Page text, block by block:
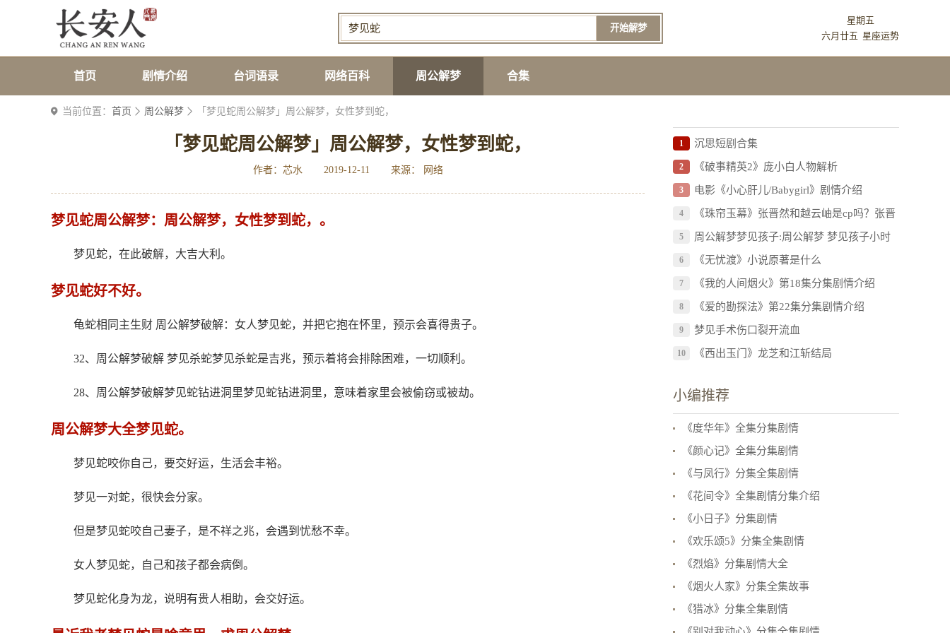
开始解梦
星期五
六月廿五 星座运势
首页 剧情介绍 台词语录 网络百科 周公解梦 合集
当前位置： 首页 周公解梦 「梦见蛇周公解梦」周公解梦，女性梦到蛇，
「梦见蛇周公解梦」周公解梦，女性梦到蛇，
作者：芯水 2019-12-11 来源： 网络
梦见蛇周公解梦：周公解梦，女性梦到蛇，。
梦见蛇，在此破解，大吉大利。
梦见蛇好不好。
龟蛇相同主生财 周公解梦破解：女人梦见蛇，并把它抱在怀里，预示会喜得贵子。
32、周公解梦破解 梦见杀蛇梦见杀蛇是吉兆，预示着将会排除困难，一切顺利。
28、周公解梦破解梦见蛇钻进洞里梦见蛇钻进洞里，意味着家里会被偷窃或被劫。
周公解梦大全梦见蛇。
梦见蛇咬你自己，要交好运，生活会丰裕。
梦见一对蛇，很快会分家。
但是梦见蛇咬自己妻子，是不祥之兆，会遇到忧愁不幸。
女人梦见蛇，自己和孩子都会病倒。
梦见蛇化身为龙，说明有贵人相助，会交好运。
1 沉思短剧合集
2 《破事精英2》庞小白人物解析
3 电影《小心肝儿/Babygirl》剧情介绍
4
《珠帘玉幕》张晋然和越云岫是cp吗？张晋
然和越云岫有什么关系？
5
周公解梦梦见孩子:周公解梦 梦见孩子小时
候的样子
6 《无忧渡》小说原著是什么
7 《我的人间烟火》第18集分集剧情介绍
8 《爱的勘探法》第22集分集剧情介绍
9 梦见手术伤口裂开流血
10 《西出玉门》龙芝和江斩结局
小编推荐
《度华年》全集分集剧情
《颜心记》全集分集剧情
《与凤行》分集全集剧情
《花间令》全集剧情分集介绍
《小日子》分集剧情
《欢乐颂5》分集全集剧情
《烈焰》分集剧情大全
《烟火人家》分集全集故事
《猎冰》分集全集剧情